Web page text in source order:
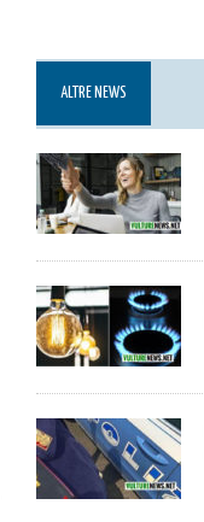
ALTRE NEWS